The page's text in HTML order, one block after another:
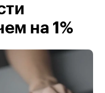
на 1%